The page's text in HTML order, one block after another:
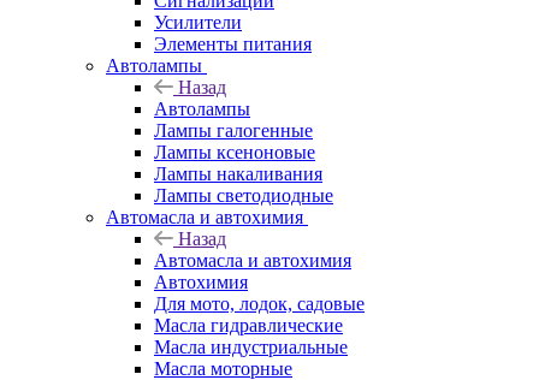
Усилители
Элементы питания
Автолампы
Назад
Автолампы
Лампы галогенные
Лампы ксеноновые
Лампы накаливания
Лампы светодиодные
Автомасла и автохимия
Назад
Автомасла и автохимия
Автохимия
Для мото, лодок, садовые
Масла гидравлические
Масла индустриальные
Масла моторные